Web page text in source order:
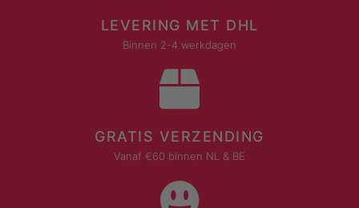
LEVERING MET DHL
Binnen 2-4 werkdagen
GRATIS VERZENDING
Vanaf €60 binnen NL & BE